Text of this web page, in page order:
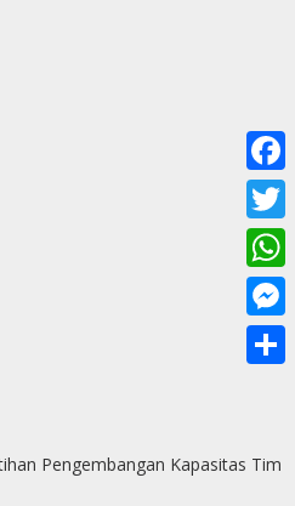
Pengembangan Kapasitas Tim
F
a
c
e
b
k
T
w
i
W
h
a
M
a